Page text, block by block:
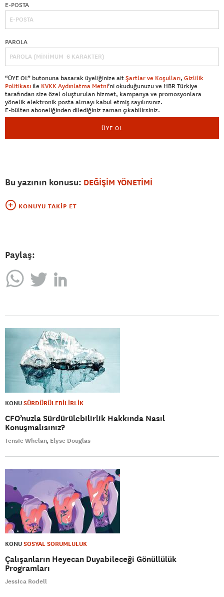
E-POSTA
PAROLA
“ÜYE OL” butonuna basarak üyeliğinize aitŞartlar ve Koşulları, Gizlilik
Politikası ile KVKK Aydınlatma Metni’ni okuduğunuzu ve HBR Türkiye
tarafından size özel oluşturulan hizmet, kampanya ve promosyonlara
yönelik elektronik posta almayı kabul etmiş sayılırsınız.
E-bülten aboneliğinden dilediğiniz zaman çıkabilirsiniz.
ÜYE OL
Bu yazının konusu: DEĞİŞİM YÖNETİMİ
KONUYU TAKIP ET
Paylaş:
KONUSÜRDÜRÜLEBİLİRLİK
CFO’nuzla Sürdürülebilirlik Hakkında Nasıl
Konuşmalısınız?
TensIe Whelan Elyse Douglas
KONUSOSYAL SORUMLULUK
Çalışanların Heyecan Duyabileceği Gönüllülük
Programları
JessIca Rodell